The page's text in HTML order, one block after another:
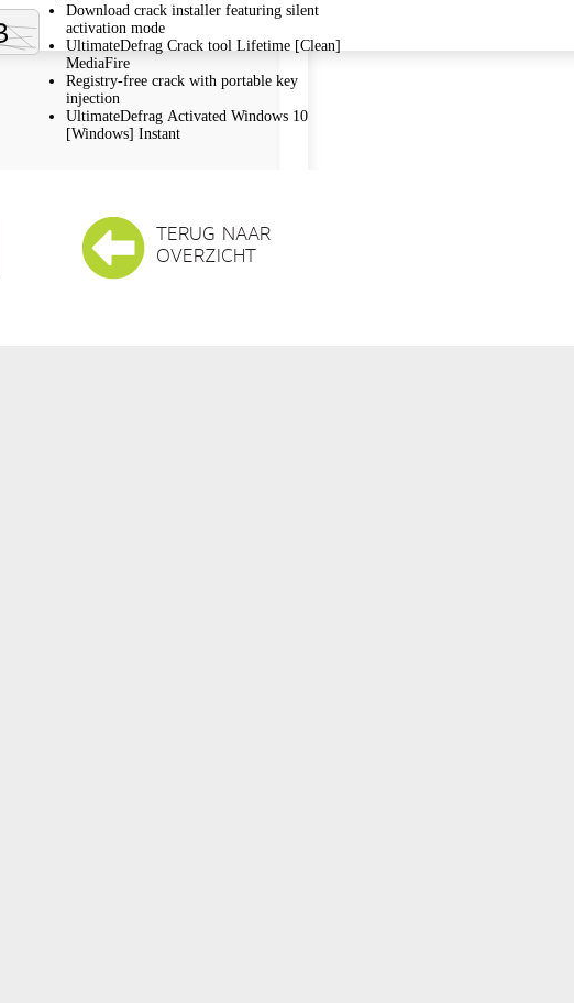
Download crack installer featuring silent
activation mode
UltimateDefrag Crack tool Lifetime [Clean]
MediaFire
Registry-free crack with portable key
injection
UltimateDefrag Activated Windows 10
[Windows] Instant
TERUG NAAR
OVERZICHT